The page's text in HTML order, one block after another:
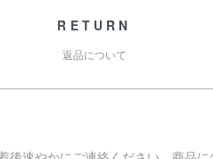
RETURN
返品について